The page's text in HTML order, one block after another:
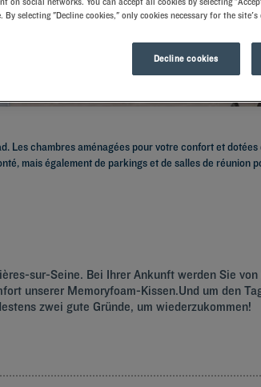
Les chambres aménagées pour votre confort et
mais également de parkings et de salles de réunion
sur-Seine. Bei Ihrer Ankunft werden Sie
unserer Memoryfoam-Kissen.Und um den
zwei gute Gründe, um wiederzukommen!
By selecting "Decline cookies," only cookies necessary for the
Decline cookies